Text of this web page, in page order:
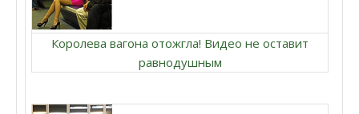
Королева вагона отожгла! Видео не оставит
равнодушным